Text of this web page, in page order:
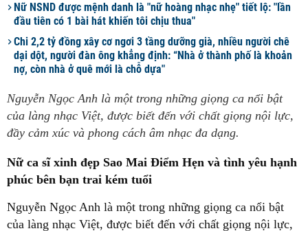
Nữ NSND được mệnh danh là "nữ hoàng nhạc nhẹ" tiết lộ: "lần
đầu tiên có 1 bài hát khiến tôi chịu thua"
Chi 2,2 tỷ đồng xây cơ ngơi 3 tầng dưỡng già, nhiều người chê
dại dột, người đàn ông khẳng định: “Nhà ở thành phố là khoản
nợ, còn nhà ở quê mới là chỗ dựa"
Nguyễn Ngọc Anh là một trong những giọng ca nổi bật
của làng nhạc Việt, được biết đến với chất giọng nội lực,
đầy cảm xúc và phong cách âm nhạc đa dạng.
Nữ ca sĩ xinh đẹp Sao Mai Điểm Hẹn và tình yêu hạnh
phúc bên bạn trai kém tuổi
Nguyễn Ngọc Anh là một trong những giọng ca nổi bật
của làng nhạc Việt, được biết đến với chất giọng nội lực,